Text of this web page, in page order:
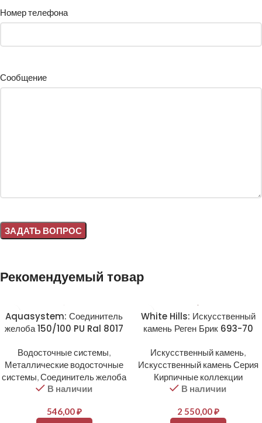
Номер телефона
Сообщение
Рекомендуемый товар
Aquasystem: Соединитель
желоба 150/100 PU Ral 8017
Водосточные системы,
Металлические водосточные
системы,Соединитель желоба
В наличии
546,00₽
White Hills: Искусственный
камень Реген Брик 693-70
Искусственный камень,
Искусственный камень Серия
Кирпичные коллекции
В наличии
2 550,00₽